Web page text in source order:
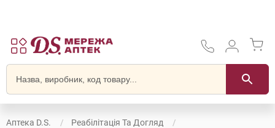
Аптека D.S.
Реабілітація Та Догляд